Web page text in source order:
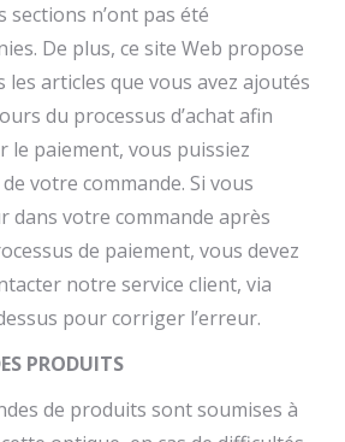
sections n’ont pas été
De plus, ce site Web propose
les articles que vous avez ajoutés
du processus d’achat afin
le paiement, vous puissiez
votre commande. Si vous
dans votre commande après
de paiement, vous devez
notre service client, via
pour corriger l’erreur.
PRODUITS
de produits sont soumises à